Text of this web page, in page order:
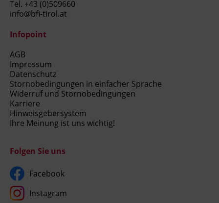
Tel. +43 (0)509660
info@bfi-tirol.at
Infopoint
AGB
Impressum
Datenschutz
Stornobedingungen in einfacher Sprache
Widerruf und Stornobedingungen
Karriere
Hinweisgebersystem
Ihre Meinung ist uns wichtig!
Folgen Sie uns
Facebook
Instagram